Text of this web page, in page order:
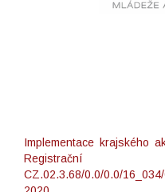
Implementace krajského
Registrační
CZ.02.3.68/0.0/0.0/